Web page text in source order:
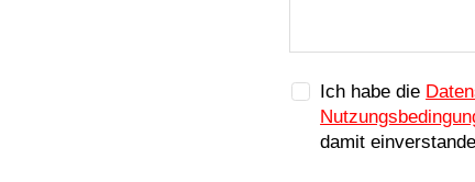
Ich habe die
damit